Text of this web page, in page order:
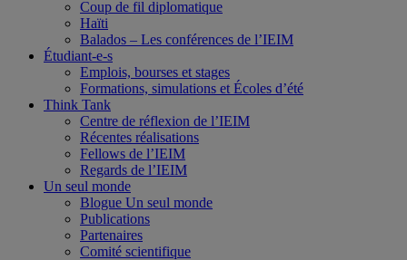
Coup de fil diplomatique
Haïti
Balados – Les conférences de l’IEIM
Étudiant-e-s
Emplois, bourses et stages
Formations, simulations et Écoles d’été
Think Tank
Centre de réflexion de l’IEIM
Récentes réalisations
Fellows de l’IEIM
Regards de l’IEIM
Un seul monde
Blogue Un seul monde
Publications
Partenaires
Comité scientifique